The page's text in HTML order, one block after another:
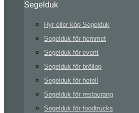
Segelduk
Hyr eller köp Segelduk
Segelduk för hemmet
Segelduk för event
Segelduk för bröllop
Segelduk för hotell
Segelduk för restaurang
Segelduk för foodtrucks